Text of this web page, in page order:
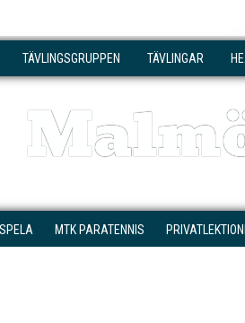
TÄVLINGSGRUPPEN TÄVLINGAR
MTK PARATENNIS